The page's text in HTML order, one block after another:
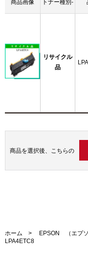
商品画像 トナー種別-
リサイクル
品
商品を選択後、こちらの
ホーム > EPSON （エプソ
LPA4ETC8